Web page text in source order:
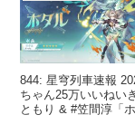
844: 星穹列車速報
ちゃん25万いいねい
ともり & #笠間淳「